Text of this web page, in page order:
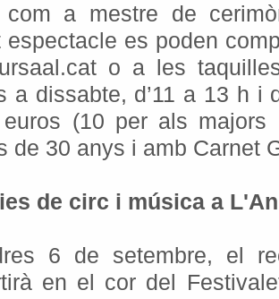
com a mestre de
espectacle es poden
o a les
a dissabte, d’11 a 13 h
(10 per als
de 30 anys i amb Carnet
de circ i música a
6 de setembre, el
en el cor del